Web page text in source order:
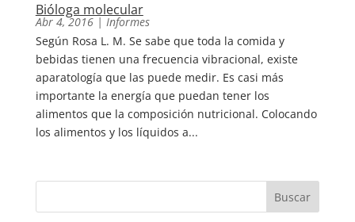
Bióloga molecular
Abr 4, 2016| Informes
Según Rosa L. M. Se sabe que toda la comida y
bebidas tienen una frecuencia vibracional, existe
aparatología que las puede medir. Es casi más
importante la energía que puedan tener los
alimentos que la composición nutricional. Colocando
los alimentos y los líquidos a...